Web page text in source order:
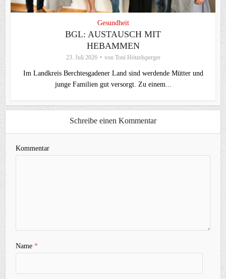
Gesundheit
BGL: AUSTAUSCH MIT
HEBAMMEN
23. Juli 2026 von Toni Hötzelsperger
Im Landkreis Berchtesgadener Land sind werdende Mütter und
junge Familien gut versorgt. Zu einem...
Schreibe einen Kommentar
Kommentar
Name*